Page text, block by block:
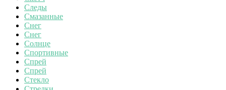
Следы
Смазанные
Снег
Снег
Солнце
Спортивные
Спрей
Спрей
Стекло